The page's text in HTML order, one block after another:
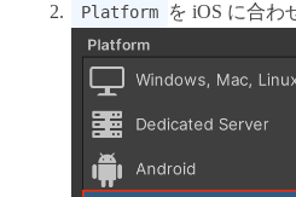
Platform を iOS に合わ